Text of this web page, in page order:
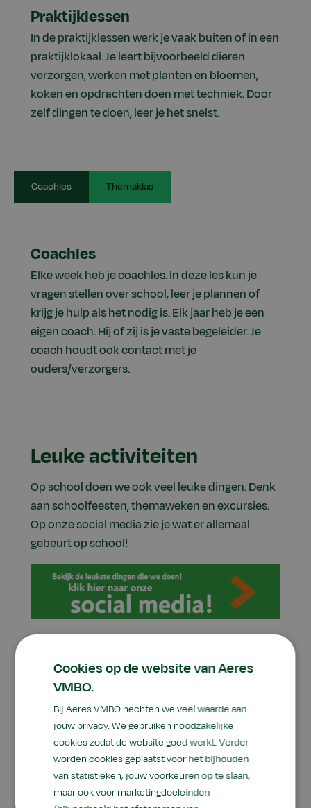
Praktijklessen
In de praktijklessen werk je vaak buiten of in een
praktijklokaal. Je leert bijvoorbeeld dieren
verzorgen, werken met planten en bloemen,
koken en opdrachten doen met techniek. Door
zelf dingen te doen, leer je het snelst.
Coachles Themaklas
Coachles
Elke week heb je coachles. In deze les kun je
vragen stellen over school, leer je plannen of
krijg je hulp als het nodig is. Elk jaar heb je een
eigen coach. Hij of zij is je vaste begeleider. Je
coach houdt ook contact met je
ouders/verzorgers.
Leuke activiteiten
Op school doen we ook veel leuke dingen. Denk
aan schoolfeesten, themaweken en excursies.
Op onze social media zie je wat er allemaal
gebeurt op school!
Wat ga je leren in klas 2?
In klas 2 blijf je in een klas met verschillende
Cookies op de website van Aeres
VMBO.
Bij Aeres VMBO hechten we veel waarde aan
jouw privacy. We gebruiken noodzakelijke
cookies zodat de website goed werkt. Verder
worden cookies geplaatst voor het bijhouden
van statistieken, jouw voorkeuren op te slaan,
maar ook voor marketingdoeleinden